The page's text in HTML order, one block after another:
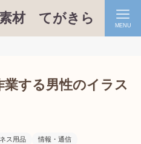
材 てがきら MENU
する男性のイラス
ス用品
情報・通信